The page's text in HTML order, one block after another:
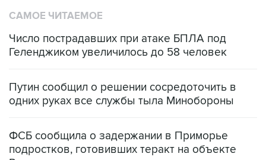
САМОЕ ЧИТАЕМОЕ
Число пострадавших при атаке БПЛА под
Геленджиком увеличилось до 58 человек
Путин сообщил о решении сосредоточить в
одних руках все службы тыла Минобороны
ФСБ сообщила о задержании в Приморье
подростков, готовивших теракт на объекте